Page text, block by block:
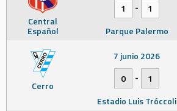
Central
Español
1
-
1
Parque Palermo
Cerro
7 junio 2026
0
-
1
Estadio Luis Tróccoli